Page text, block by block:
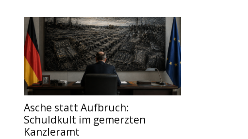
Asche statt Aufbruch:
Schuldkult im gemerzten
Kanzleramt